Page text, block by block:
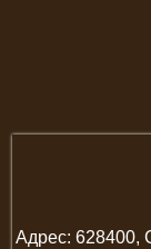
Адрес: 628400,